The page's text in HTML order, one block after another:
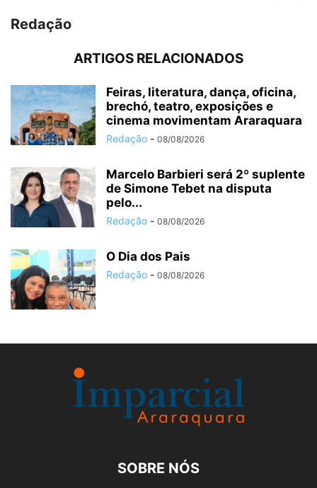
Redação
ARTIGOS RELACIONADOS
Feiras, literatura, dança, oficina,
brechó, teatro, exposições e
cinema movimentam Araraquara
Redação - 08/08/2026
Marcelo Barbieri será 2º suplente
de Simone Tebet na disputa
pelo...
Redação - 08/08/2026
O Dia dos Pais
Redação - 08/08/2026
SOBRE NÓS